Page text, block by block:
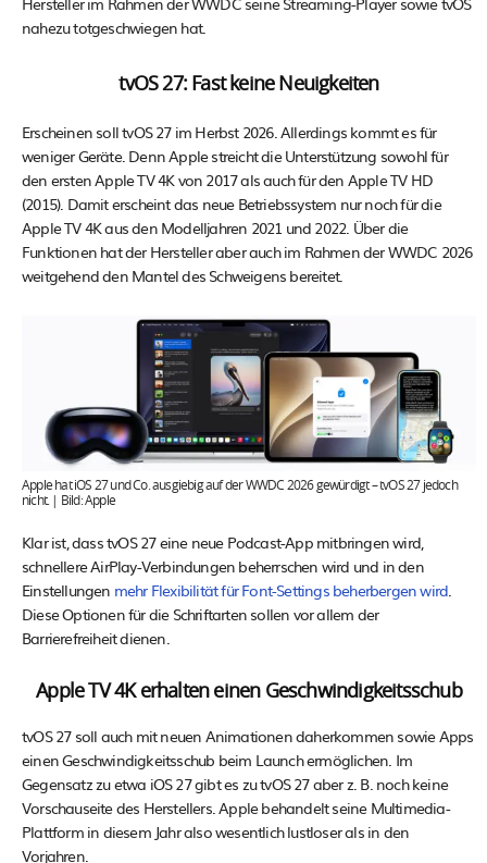
nahezu totgeschwiegen hat.
tvOS 27: Fast keine Neuigkeiten
Erscheinen soll tvOS 27 im Herbst 2026. Allerdings kommt es für
weniger Geräte. Denn Apple streicht die Unterstützung sowohl für
den ersten Apple TV 4K von 2017 als auch für den Apple TV HD
(2015). Damit erscheint das neue Betriebssystem nur noch für die
Apple TV 4K aus den Modelljahren 2021 und 2022. Über die
Funktionen hat der Hersteller aber auch im Rahmen der WWDC 2026
weitgehend den Mantel des Schweigens bereitet.
Apple hat iOS 27 und Co. ausgiebig auf der WWDC 2026 gewürdigt – tvOS 27 jedoch
nicht. | Bild: Apple
Klar ist, dass tvOS 27 eine neue Podcast-App mitbringen wird,
schnellere AirPlay-Verbindungen beherrschen wird und in den
Einstellungen mehr Flexibilität für Font-Settings beherbergen wird
Diese Optionen für die Schriftarten sollen vor allem der
Barrierefreiheit dienen.
Apple TV 4K erhalten einen Geschwindigkeitsschub
tvOS 27 soll auch mit neuen Animationen daherkommen sowie Apps
einen Geschwindigkeitsschub beim Launch ermöglichen. Im
Gegensatz zu etwa iOS 27 gibt es zu tvOS 27 aber z. B. noch keine
Vorschauseite des Herstellers. Apple behandelt seine Multimedia-
Plattform in diesem Jahr also wesentlich lustloser als in den
Vorjahren.